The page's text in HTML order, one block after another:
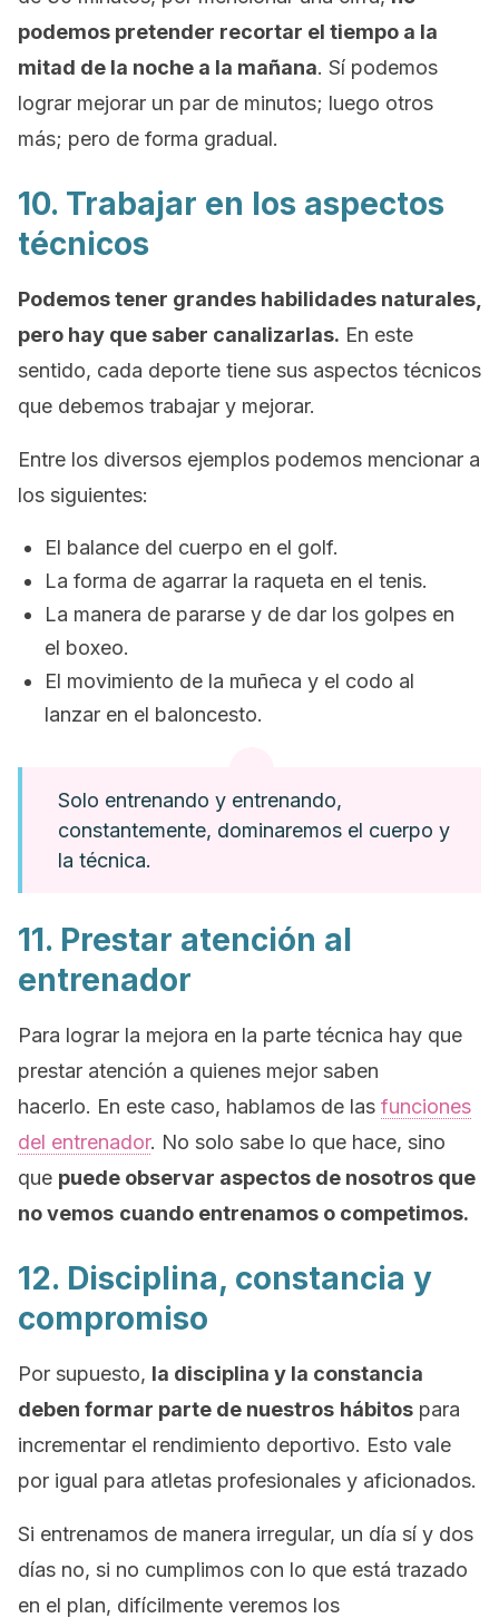
podemos pretender recortar el tiempo a la
mitad de la noche a la mañana. Sí podemos
lograr mejorar un par de minutos; luego otros
más; pero de forma gradual.
10. Trabajar en los aspectos
técnicos
Podemos tener grandes habilidades naturales,
pero hay que saber canalizarlas. En este
sentido, cada deporte tiene sus aspectos técnicos
que debemos trabajar y mejorar.
Entre los diversos ejemplos podemos mencionar a
los siguientes:
El balance del cuerpo en el golf.
La forma de agarrar la raqueta en el tenis.
La manera de pararse y de dar los golpes en
el boxeo.
El movimiento de la muñeca y el codo al
lanzar en el baloncesto.
Solo entrenando y entrenando,
constantemente, dominaremos el cuerpo y
la técnica.
11. Prestar atención al
entrenador
Para lograr la mejora en la parte técnica hay que
prestar atención a quienes mejor saben
hacerlo. En este caso, hablamos de las funciones
del entrenador. No solo sabe lo que hace, sino
que puede observar aspectos de nosotros que
no vemos cuando entrenamos o competimos.
12. Disciplina, constancia y
compromiso
Por supuesto, la disciplina y la constancia
deben formar parte de nuestros hábitos para
incrementar el rendimiento deportivo. Esto vale
por igual para atletas profesionales y aficionados.
Si entrenamos de manera irregular, un día sí y dos
días no, si no cumplimos con lo que está trazado
en el plan, difícilmente veremos los